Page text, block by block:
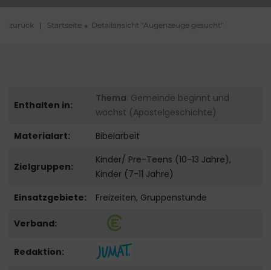
zurück | Startseite Detailansicht "Augenzeuge gesucht"
Enthalten in:
Thema: Gemeinde beginnt und
wächst (Apostelgeschichte)
Materialart:
Bibelarbeit
Zielgruppen:
Kinder/ Pre-Teens (10-13 Jahre),
Kinder (7-11 Jahre)
Einsatzgebiete:
Freizeiten, Gruppenstunde
Verband:
Redaktion: